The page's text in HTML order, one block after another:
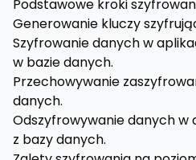
Podstawowe kroki
Generowanie kluczy
Szyfrowanie danych w
w bazie danych.
Przechowywanie
danych.
Odszyfrowywanie danych w
z bazy danych.